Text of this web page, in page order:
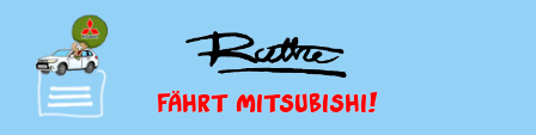
FÄHRT MITSUBISHI!